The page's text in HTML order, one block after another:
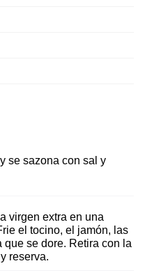
se sazona con sal y
virgen extra en una
el tocino, el jamón, las
se dore. Retira con la
reserva.